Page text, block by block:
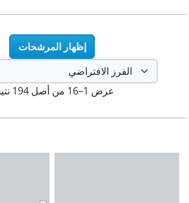
إظهار المرشحات
عرض 1–16 من أصل 194 نتيجة